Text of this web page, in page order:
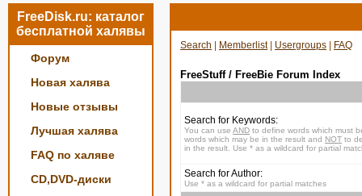
FreeDisk.ru: каталог
бесплатной халявы
Форум
Новая халява
Новые отзывы
Лучшая халява
FAQ по халяве
CD,DVD-диски
Search Memberlist| Usergroups FAQ
FreeStuff / FreeBie Forum Index
Search for Keywords:
You can use AND to define words which must
words which may be in the result and NOT to
in the result. Use * as a wildcard for partial
Search for Author:
Use * as a wildcard for partial matches